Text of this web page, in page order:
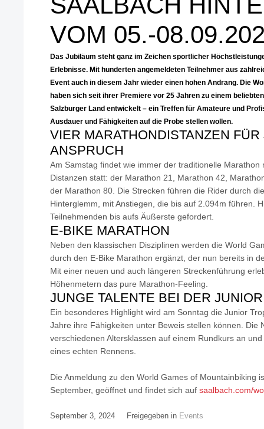
VOM 05.-
Das Jubiläum steht ganz im Zeichen sportlicher
Erlebnisse. Mit hunderten angemeldeten Teilnehmer aus
Event auch in diesem Jahr wieder einen hohen Andrang. Die
haben sich seit ihrer Premiere vor 25 Jahren zu einem
Salzburger Land entwickelt – ein Treffen für Amateure und
Ausdauer und Fähigkeiten auf die Probe stellen wollen.
VIER MARATHONDISTANZEN
ANSPRUCH
Am Samstag findet wie immer der traditionelle Marathon
Distanzen statt: der Marathon 21, Marathon 42,
der Marathon 80. Die Strecken führen die Rider durch
Hinterglemm, mit Anstiegen, die bis auf 2.094m führen.
Teilnehmenden bis aufs Äußerste gefordert.
E-BIKE MARATHON
Neben den klassischen Disziplinen werden die World
durch den E-Bike Marathon ergänzt, der nun bereits in
Mit einer neuen und auch längeren Streckenführung
Höhenmetern das pure Marathon-Feeling.
JUNGE TALENTE BEI DER
Ein besonderes Highlight wird am Sonntag die Junior
Jahre ihre Fähigkeiten unter Beweis stellen können. Die
verschiedenen Altersklassen auf einem Rundkurs an
eines echten Rennens.
Die Anmeldung zu den World Games of Mountainbiking
September, geöffnet und findet sich auf saalbach.com/
September 3, 2024 Freigegeben in Events